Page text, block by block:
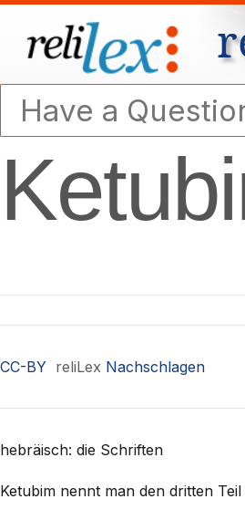
CC-BY reliLex Nachschlagen
hebräisch: die Schriften
Ketubim nennt man den dritten